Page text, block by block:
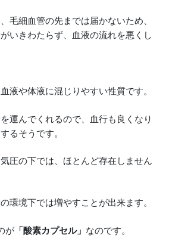
毛細血管の先までは届かないため、
いきわたらず、血液の流れを悪くし
液や体液に混じりやすい性質です。
運んでくれるので、血行も良くなり
るそうです。
圧の下では、ほとんど存在しません
環境下では増やすことが出来ます。
が 「酸素カプセル」 なのです。